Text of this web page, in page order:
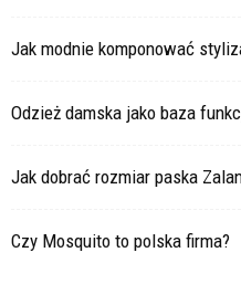
Jak modnie komponować
Odzież damska jako baza
Jak dobrać rozmiar paska
Czy Mosquito to polska firma?